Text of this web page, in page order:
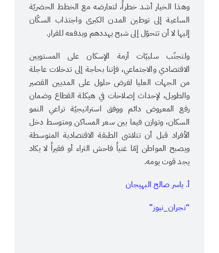
وهذا الخيار أشد خطراً، لتعارضه مع الخطط الحضريّة
الساعية إلى توطين المدن الكبرى واجتذاب السكّان
إليها لا أن تتحوّل إلى شبح يهددهم ويدفعه للفرار.
ولتجنّب سلبيّات أزمة الإسكان على المستويين
الاقتصادي والاجتماعي، فإننا بحاجة إلى تدخلات عاجلة
من الجهات العليا لفرض حلول على المديين القصير
والطويل، لإحداث إصلاحات في هيكلة القطاع وضمان
رفع المعروض دائم ووفق استراتيجيّة تراعي النمو
السكان، وتوازن فيما بين سعر المساكن ومتوسط دخل
الأفراد قبل أن تتلاشى الطبقة الاقتصادية المتوسطة
ويصبح المواطن إمّا غنياً فاحش الثراء أو فقيراً لا يكاد
يجد قوت يومه.
أ. ياسر صالح البهيجان
“نجران_نيوز”